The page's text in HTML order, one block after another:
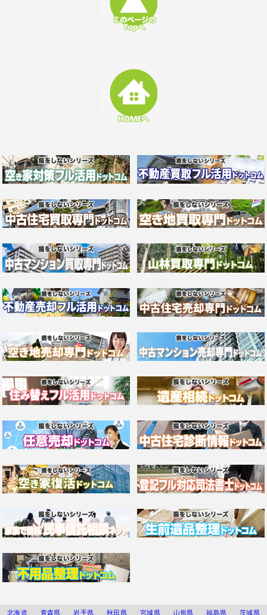
北海道 青森県 岩手県 秋田県 宮城県 山形県 福島県 茨城県